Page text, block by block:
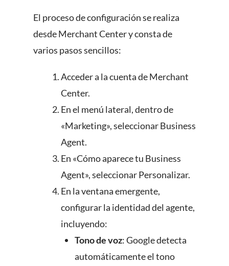
El proceso de configuración se realiza
desde Merchant Center y consta de
varios pasos sencillos:
Acceder a la cuenta de Merchant
Center.
En el menú lateral, dentro de
«Marketing», seleccionar Business
Agent.
En «Cómo aparece tu Business
Agent», seleccionar Personalizar.
En la ventana emergente,
configurar la identidad del agente,
incluyendo:
Tono de voz: Google detecta
automáticamente el tono